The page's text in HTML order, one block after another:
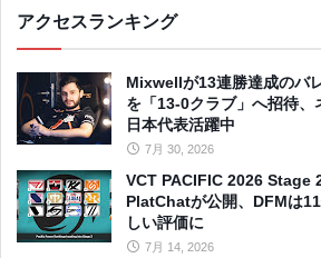
アクセスランキング
Mixwellが13連勝達成のバ
を「13-0クラブ」へ招待、
日本代表活躍中
7月 30, 2026
VCT PACIFIC 2026 Stage
PlatChatが公開、DFMは
しい評価に
7月 14, 2026